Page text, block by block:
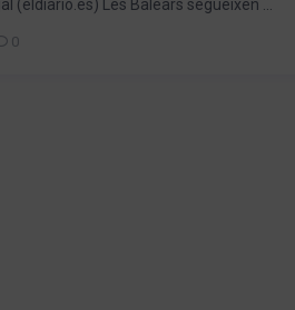
(eldiario.es) Les Balears segueixen ...
0